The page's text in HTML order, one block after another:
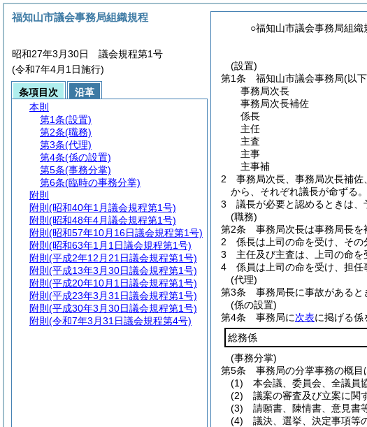
○福知山市議会事務局組織
(設置)
第1条
福知山市議会事務局(以
事務局次長
事務局次長補佐
係長
主任
主査
主事
主事補
2
事務局次長、事務局次長補
から、それぞれ議長が命ずる。
3
議長が必要と認めるときは、
(職務)
第2条
事務局次長は事務局長を
2
係長は上司の命を受け、その
3
主任及び主査は、上司の命
4
係員は上司の命を受け、担任
(代理)
第3条
事務局長に事故があると
(係の設置)
第4条
事務局に次表に掲げる係
総務係
(事務分掌)
第5条
事務局の分掌事務の概目
(1)
本会議、委員会、全議員
(2)
議案の審査及び立案に関
(3)
請願書、陳情書、意見書
(4)
議決、選挙、決定事項等
福知山市議会事務局組織規程
昭和27年3月30日 議会規程第1号
(令和7年4月1日施行)
条項目次
沿革
本則
第1条(設置)
第2条(職務)
第3条(代理)
第4条(係の設置)
第5条(事務分掌)
第6条(臨時の事務分掌)
附則
附則 (昭和40年1月議会規程第1号)
附則 (昭和48年4月議会規程第1号)
附則 (昭和57年10月16日議会規程第1号)
附則 (昭和63年1月1日議会規程第1号)
附則 (平成2年12月21日議会規程第1号)
附則 (平成13年3月30日議会規程第1号)
附則 (平成20年10月1日議会規程第1号)
附則 (平成23年3月31日議会規程第1号)
附則 (平成30年3月30日議会規程第1号)
附則 (令和7年3月31日議会規程第4号)